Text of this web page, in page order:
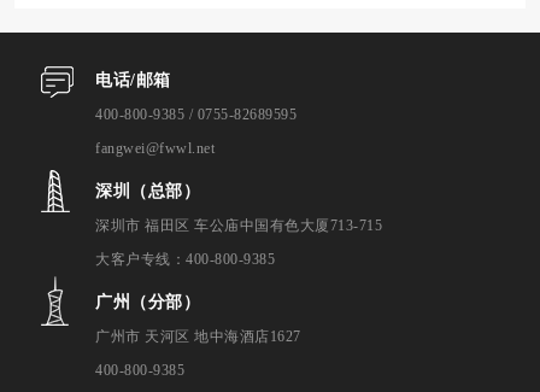
电话/邮箱
400-800-9385 / 0755-82689595
fangwei@fwwl.net
深圳（总部）
深圳市 福田区 车公庙中国有色大厦713-715
大客户专线：400-800-9385
广州（分部）
广州市 天河区 地中海酒店1627
400-800-9385